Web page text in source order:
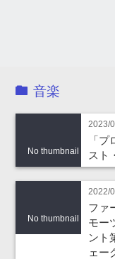
音楽
No thumbnail
2023/
「
スト
No thumbnail
2022/
ファ
モー
ント
ェー